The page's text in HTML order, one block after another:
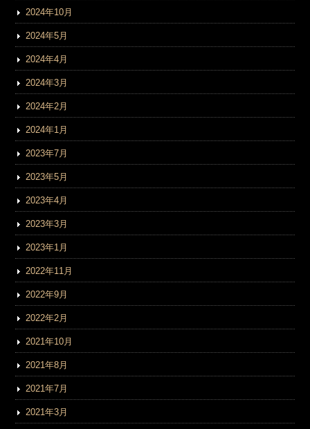
2024年10月
2024年5月
2024年4月
2024年3月
2024年2月
2024年1月
2023年7月
2023年5月
2023年4月
2023年3月
2023年1月
2022年11月
2022年9月
2022年2月
2021年10月
2021年8月
2021年7月
2021年3月